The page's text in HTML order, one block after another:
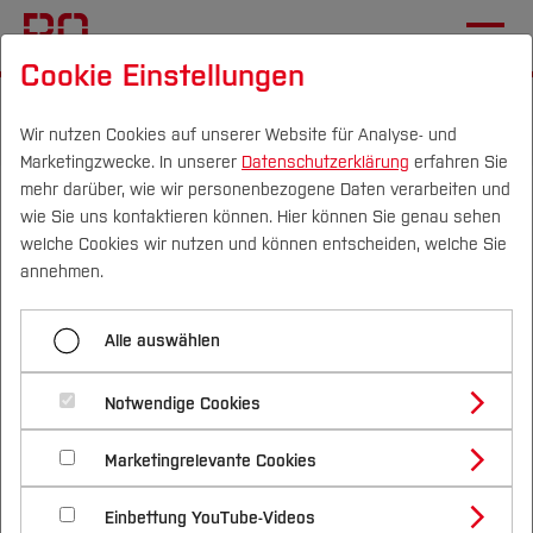
Campus Personen DE|EN Quicklinks
Studium
Studienangebote
Bachelorstudiengänge
Masterstudiengänge
Vor dem Studium
Bewerben & Einschreiben
Bewerbungsportal
Im Studium
Studienbüros und Prüfungen
Nach dem Studium
Forschung & Transfer
Profil
Forschungs- und Transferprofil
Schwerpunkte (FuT)
Beratung & Förderung
Nachhaltigkeit
Nachhaltigkeit studieren
International
Zentrale Studienberatung
Home
Terminkalender Zentrale
Studienberatung
16.
September
Cookie Einstellungen
Wir nutzen Cookies auf unserer Website für Analyse- und
Marketingzwecke. In unserer Datenschutzerklärung erfahren Sie
mehr darüber, wie wir personenbezogene Daten verarbeiten und
wie Sie uns kontaktieren können. Hier können Sie genau sehen
welche Cookies wir nutzen und können entscheiden, welche Sie
annehmen.
Alle auswählen
Notwendige Cookies
Marketingrelevante Cookies
Einbettung YouTube-Videos